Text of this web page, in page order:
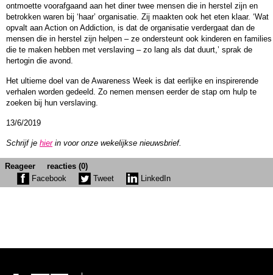
ontmoette voorafgaand aan het diner twee mensen die in herstel zijn en
betrokken waren bij ‘haar’ organisatie. Zij maakten ook het eten klaar. ‘Wat
opvalt aan Action on Addiction, is dat de organisatie verdergaat dan de
mensen die in herstel zijn helpen – ze ondersteunt ook kinderen en families
die te maken hebben met verslaving – zo lang als dat duurt,’ sprak de
hertogin die avond.
Het ultieme doel van de Awareness Week is dat eerlijke en inspirerende
verhalen worden gedeeld. Zo nemen mensen eerder de stap om hulp te
zoeken bij hun verslaving.
13/6/2019
Schrijf je hierin voor onze wekelijkse nieuwsbrief.
Reageer
reacties (0)
Facebook
Tweet LinkedIn